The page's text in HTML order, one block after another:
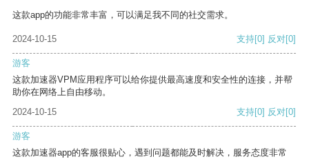
这款app的功能非常丰富，可以满足我不同的社交需求。
2024-10-15 支持[0] 反对[0]
游客
这款加速器VPM应用程序可以给你提供最高速度和安全性的连接，并帮
助你在网络上自由移动。
2024-10-15
支持[0] 反对[0]
游客
这款加速器app的客服很贴心，遇到问题都能及时解决，服务态度非常